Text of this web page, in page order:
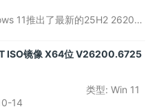
11推出了最新的25H2 26200.
验。作为微软新一代操作系
更多现代化的设计理念与技术支
ISO镜像 X64位 V26200.6725
类型: Win 11
14